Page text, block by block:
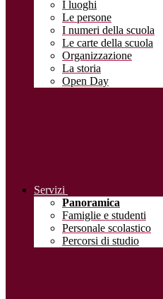
I luoghi
Le persone
I numeri della scuola
Le carte della scuola
Organizzazione
La storia
Open Day
Servizi
Panoramica
Famiglie e studenti
Personale scolastico
Percorsi di studio